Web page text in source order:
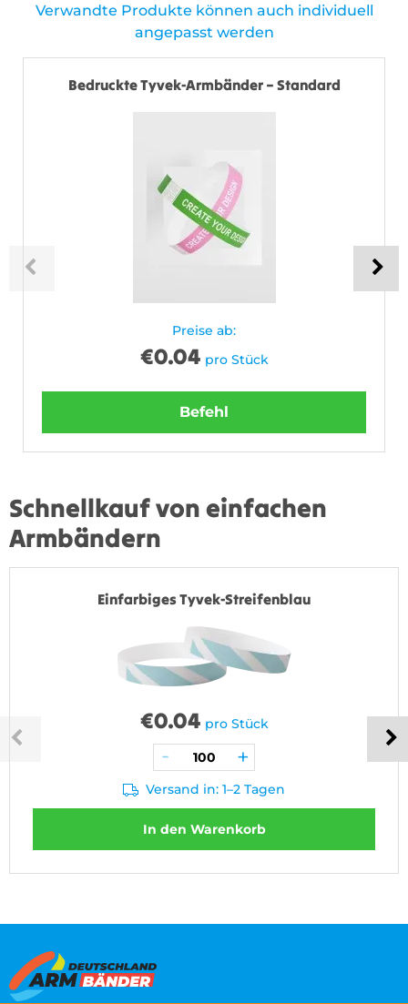
Verwandte Produkte können auch individuell
angepasst werden
Bedruckte Tyvek-Armbänder – Standard
Preise ab:
€0.04 pro Stück
Befehl
Schnellkauf von einfachen
Armbändern
Einfarbiges Tyvek-Streifenblau
€0.04 pro Stück
Versand in: 1–2 Tagen
In den Warenkorb